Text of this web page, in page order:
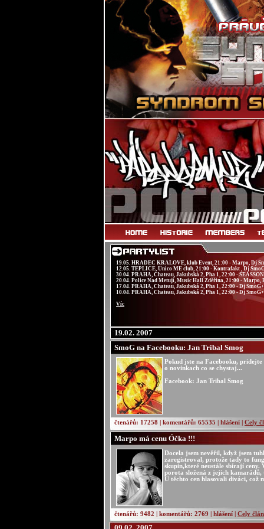
19.05. HRADEC KRÁLOVÉ, klub Event, 21:00 - Marpo, Dj
12.05. TEPLICE, Unico ME club, 21:00 - Kontrafakt , Dj
30.04. PRAHA, Chateau, Jakubská 2, Pha 1, 22:00 -
20.04. Police Nad Metují, Music Hall Zděřina, 21:00 - Marpo,
17.04. PRAHA, Chateau, Jakubská 2, Pha 1, 22:00 - Dj
10.04. PRAHA, Chateau, Jakubská 2, Pha 1, 22:00 - Dj
Víc
19.02. 2007
SmoG na Facebooku: Jan Tribal Smog
Pokud jste na Facebooku, pridejte
o novinkach co se chystaj...
Facebook: Jan Tribal Smog
čtenářů: 17258 | komentářů: 65535 | hlášení | Cely
Marpo má cenu Óčka !!!
Docela jsem nevěřil, když jsem
zaregistroval, protože tady to
skupin,které neustále sbírají ceny.
porota složená z jejich kamarádů,
U těchto cen hlasovali diváci, což
čtenářů: 9482 | komentářů: 2769 | hlášení | Cely